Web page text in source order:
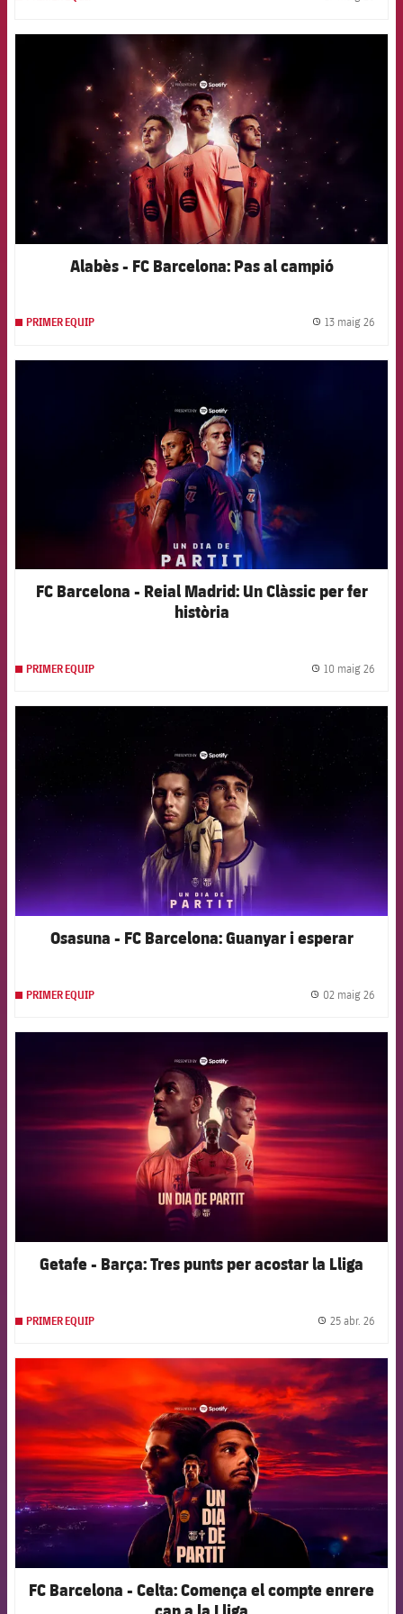
Alabès - FC Barcelona: Pas al campió
PRIMER EQUIP 13 maig 26
FCB Barcelona badge
FC Barcelona - Reial Madrid: Un Clàssic per fer
història
PRIMER EQUIP 10 maig 26
FCB Barcelona badge
Osasuna - FC Barcelona: Guanyar i esperar
PRIMER EQUIP 02 maig 26
Getafe - Barça: Tres punts per acostar la Lliga
PRIMER EQUIP 25 abr. 26
FCB Barcelona badge
FC Barcelona - Celta: Comença el compte enrere